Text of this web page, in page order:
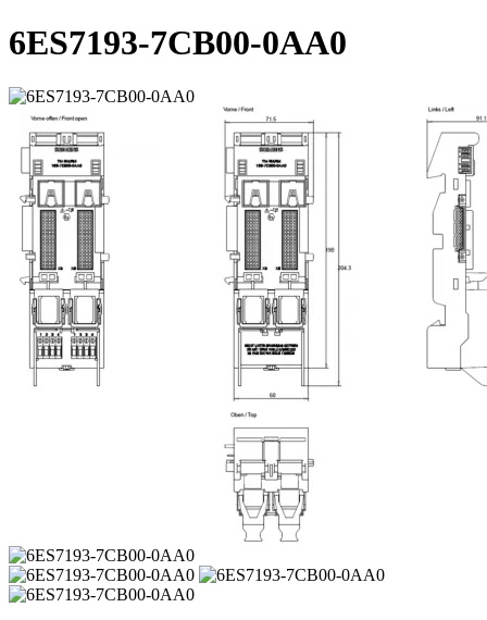
6ES7193-7CB00-0AA0